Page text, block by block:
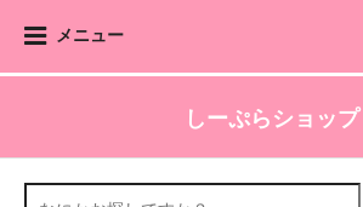
メニュー
しーぷらショップ